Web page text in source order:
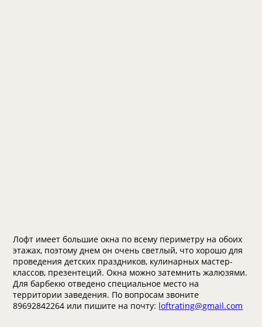
Лофт имеет большие окна по всему периметру на обоих
этажах, поэтому днем он очень светлый, что хорошо для
проведения детских праздников, кулинарных мастер-
классов, презентеций. Окна можно затемнить жалюзями.
Для барбекю отведено специальное место на
территории заведения. По вопросам звоните
89692842264 или пишите на почту: loftrating@gmail.com